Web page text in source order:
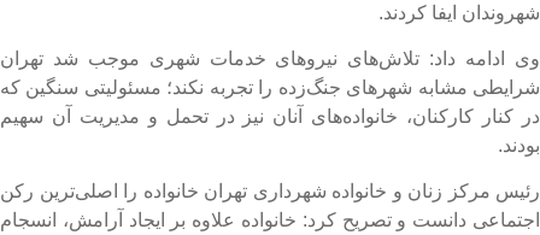
ایفا کردند.
ادامه داد: تلاش‌های نیروهای خدمات شهری موجب شد تهران
مشابه شهرهای جنگ‌زده را تجربه نکند؛ مسئولیتی سنگین که
کنار کارکنان، خانواده‌های آنان نیز در تحمل و مدیریت آن سهیم
مرکز زنان و خانواده شهرداری تهران خانواده را اصلی‌ترین رکن
دانست و تصریح کرد: خانواده علاوه بر ایجاد آرامش، انسجام